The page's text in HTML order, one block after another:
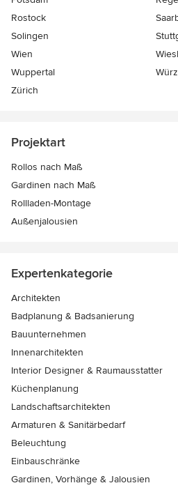
Rostock
Solingen
Wien
Wuppertal
Zürich
Projektart
Rollos nach Maß
Gardinen nach Maß
Rollladen-Montage
Außenjalousien
Expertenkategorie
Architekten
Badplanung & Badsanierung
Bauunternehmen
Innenarchitekten
Interior Designer & Raumausstatter
Küchenplanung
Landschaftsarchitekten
Armaturen & Sanitärbedarf
Beleuchtung
Einbauschränke
Gardinen, Vorhänge & Jalousien